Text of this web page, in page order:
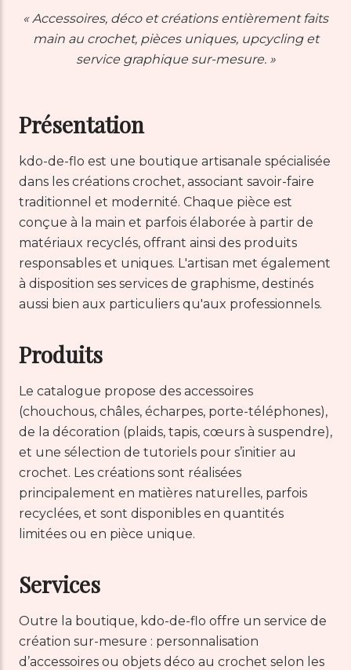
« Accessoires, déco et créations entièrement faits
main au crochet, pièces uniques, upcycling et
service graphique sur-mesure. »
Présentation
kdo-de-flo est une boutique artisanale spécialisée
dans les créations crochet, associant savoir-faire
traditionnel et modernité. Chaque pièce est
conçue à la main et parfois élaborée à partir de
matériaux recyclés, offrant ainsi des produits
responsables et uniques. L'artisan met également
à disposition ses services de graphisme, destinés
aussi bien aux particuliers qu'aux professionnels.
Produits
Le catalogue propose des accessoires
(chouchous, châles, écharpes, porte-téléphones),
de la décoration (plaids, tapis, cœurs à suspendre),
et une sélection de tutoriels pour s’initier au
crochet. Les créations sont réalisées
principalement en matières naturelles, parfois
recyclées, et sont disponibles en quantités
limitées ou en pièce unique.
Services
Outre la boutique, kdo-de-flo offre un service de
création sur-mesure : personnalisation
d’accessoires ou objets déco au crochet selon les